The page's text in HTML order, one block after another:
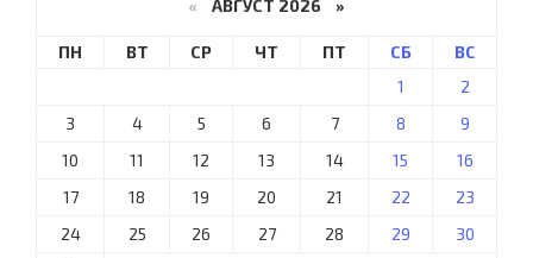
« АВГУСТ 2026 »
ПН ВТ СР ЧТ ПТ СБ
ВС
1
2
3
4 5 6 7 8
9
10
11 12 13 14 15
16
17
18 19 20 21 22
23
24
25 26 27 28 29
30